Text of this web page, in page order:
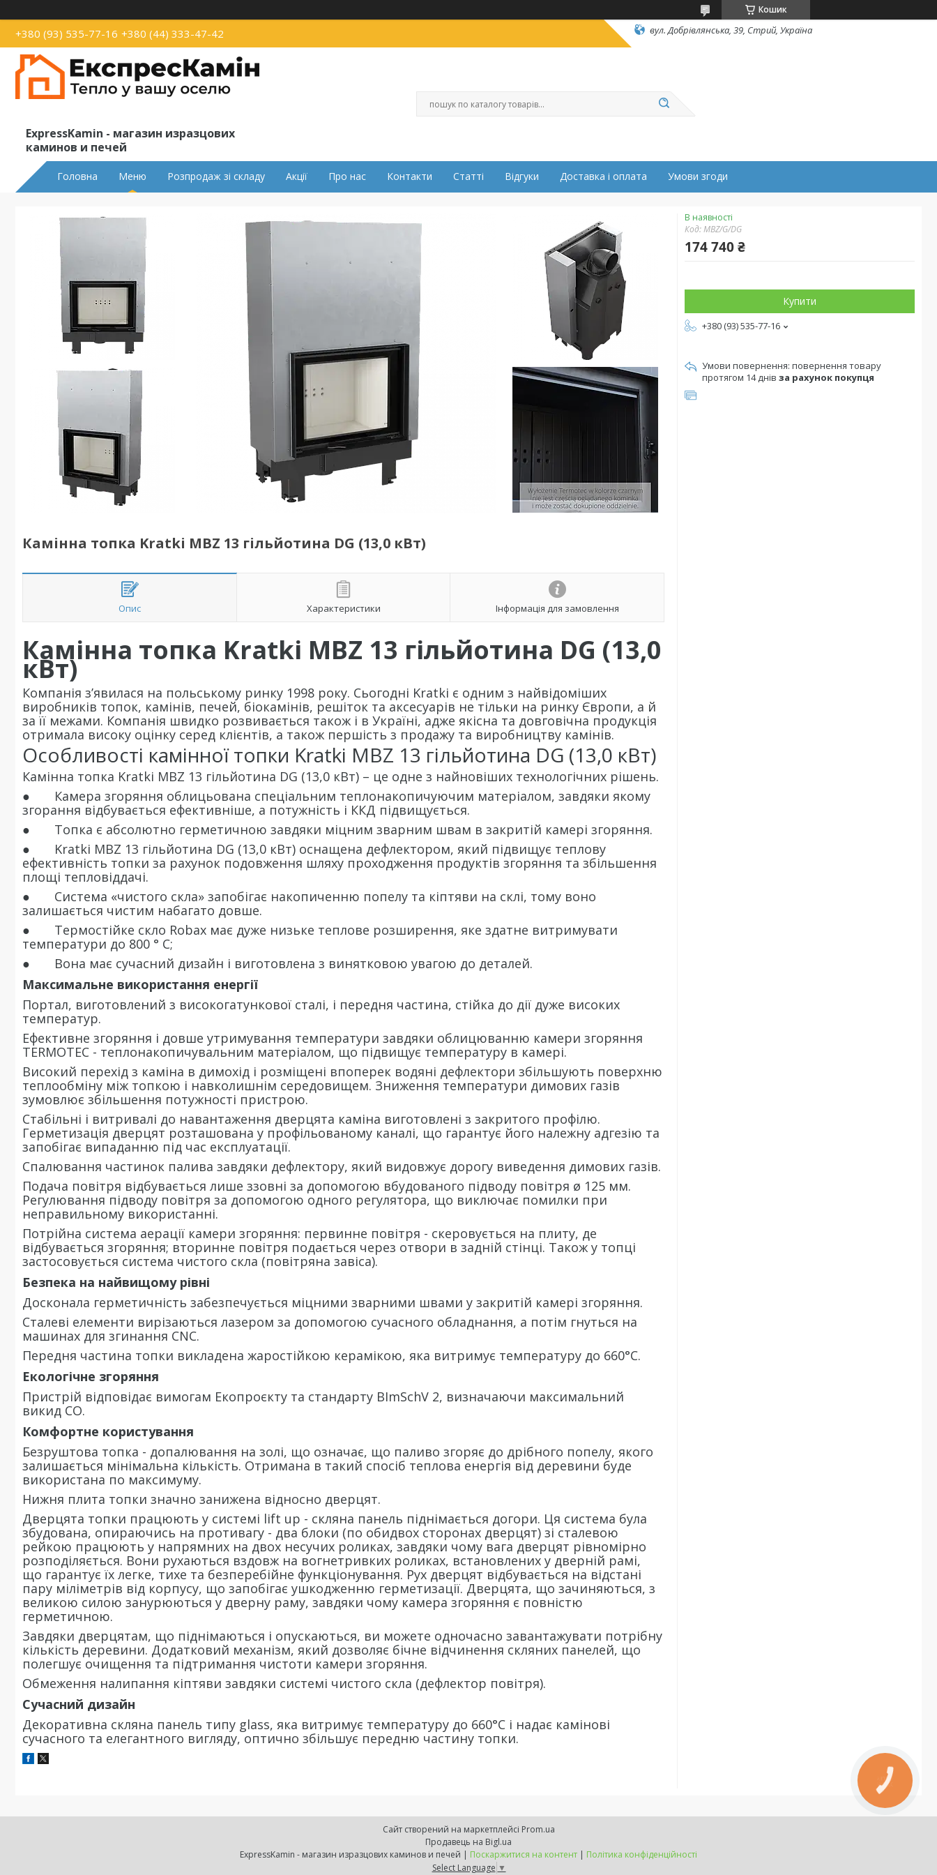
Кошик
+380 (93) 535-77-16 +380 (44) 333-47-42 вул. Добрівлянська, 39, Стрий, Україна
ExpressKamin - магазин изразцових
каминов и печей
Головна Меню Розпродаж зі складу Акції Про нас Контакти Статті Відгуки Доставка і оплата Умови згоди
Камінна топка Kratki MBZ 13 гільйотина DG (13,0 кВт)
Опис Характеристики Інформація для замовлення
Камінна топка Kratki MBZ 13 гільйотина DG (13,0
кВт)
Компанія з’явилася на польському ринку 1998 року. Сьогодні Kratki є одним з найвідоміших
виробників топок, камінів, печей, біокамінів, решіток та аксесуарів не тільки на ринку Європи, а й
за її межами. Компанія швидко розвивається також і в Україні, адже якісна та довговічна продукція
отримала високу оцінку серед клієнтів, а також першість з продажу та виробництву камінів.
Особливості камінної топки Kratki MBZ 13 гільйотина DG (13,0 кВт)
Камінна топка Kratki MBZ 13 гільйотина DG (13,0 кВт) – це одне з найновіших технологічних рішень.
● Камера згоряння облицьована спеціальним теплонакопичуючим матеріалом, завдяки якому
згорання відбувається ефективніше, а потужність і ККД підвищується.
● Топка є абсолютно герметичною завдяки міцним зварним швам в закритій камері згоряння.
● Kratki MBZ 13 гільйотина DG (13,0 кВт) оснащена дефлектором, який підвищує теплову
ефективність топки за рахунок подовження шляху проходження продуктів згоряння та збільшення
площі тепловіддачі.
● Система «чистого скла» запобігає накопиченню попелу та кіптяви на склі, тому воно
залишається чистим набагато довше.
● Термостійке скло Robax має дуже низьке теплове розширення, яке здатне витримувати
температури до 800 ° C;
● Вона має сучасний дизайн і виготовлена з винятковою увагою до деталей.
Максимальне використання енергії
Портал, виготовлений з високогатункової сталі, і передня частина, стійка до дії дуже високих
температур.
Ефективне згоряння і довше утримування температури завдяки облицюванню камери згоряння
TERMOTEC - теплонакопичувальним матеріалом, що підвищує температуру в камері.
Високий перехід з каміна в димохід і розміщені впоперек водяні дефлектори збільшують поверхню
теплообміну між топкою і навколишнім середовищем. Зниження температури димових газів
зумовлює збільшення потужності пристрою.
Стабільні і витривалі до навантаження дверцята каміна виготовлені з закритого профілю.
Герметизація дверцят розташована у профільованому каналі, що гарантує його належну адгезію та
запобігає випаданню під час експлуатації.
Спалювання частинок палива завдяки дефлектору, який видовжує дорогу виведення димових газів.
Подача повітря відбувається лише ззовні за допомогою вбудованого підводу повітря ø 125 мм.
Регулювання підводу повітря за допомогою одного регулятора, що виключає помилки при
неправильному використанні.
Потрійна система аерації камери згоряння: первинне повітря - скеровується на плиту, де
відбувається згоряння; вторинне повітря подається через отвори в задній стінці. Також у топці
застосовується система чистого скла (повітряна завіса).
Безпека на найвищому рівні
Досконала герметичність забезпечується міцними зварними швами у закритій камері згоряння.
Сталеві елементи вирізаються лазером за допомогою сучасного обладнання, а потім гнуться на
машинах для згинання CNC.
Передня частина топки викладена жаростійкою керамікою, яка витримує температуру до 660°C.
Екологічне згоряння
Пристрій відповідає вимогам Екопроєкту та стандарту BImSchV 2, визначаючи максимальний
викид CO.
Комфортне користування
Безруштова топка - допалювання на золі, що означає, що паливо згоряє до дрібного попелу, якого
залишається мінімальна кількість. Отримана в такий спосіб теплова енергія від деревини буде
використана по максимуму.
Нижня плита топки значно занижена відносно дверцят.
Дверцята топки працюють у системі lift up - скляна панель піднімається догори. Ця система була
збудована, опираючись на противагу - два блоки (по обидвох сторонах дверцят) зі сталевою
рейкою працюють у напрямних на двох несучих роликах, завдяки чому вага дверцят рівномірно
розподіляється. Вони рухаються вздовж на вогнетривких роликах, встановлених у дверній рамі,
що гарантує їх легке, тихе та безперебійне функціонування. Рух дверцят відбувається на відстані
пару міліметрів від корпусу, що запобігає ушкодженню герметизації. Дверцята, що зачиняються, з
великою силою занурюються у дверну раму, завдяки чому камера згоряння є повністю
герметичною.
Завдяки дверцятам, що піднімаються і опускаються, ви можете одночасно завантажувати потрібну
кількість деревини. Додатковий механізм, який дозволяє бічне відчинення скляних панелей, що
полегшує очищення та підтримання чистоти камери згоряння.
Обмеження налипання кіптяви завдяки системі чистого скла (дефлектор повітря).
Сучасний дизайн
Декоративна скляна панель типу glass, яка витримує температуру до 660°C і надає камінові
сучасного та елегантного вигляду, оптично збільшує передню частину топки.
В наявності
Код:MBZ/G/DG
174 740 ₴
Купити
+380 (93) 535-77-16
повернення товару
протягом 14 днів за рахунок покупця
Сайт створений на маркетплейсі Prom.ua
Продавець на Bigl.ua
ExpressKamin - магазин изразцових каминов и печей | Поскаржитися на контент | Політика конфіденційності
Select Language ▼
КНОПКА
ЗВ'ЯЗКУ